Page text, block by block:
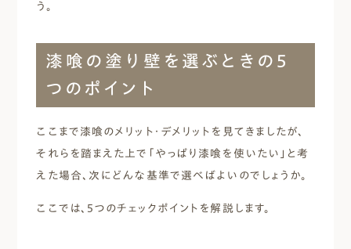
う。
漆喰の塗り壁を選ぶときの5
つのポイント
ここまで漆喰のメリット・デメリットを見てきましたが、
それらを踏まえた上で「やっぱり漆喰を使いたい」と考
えた場合、次にどんな基準で選べばよいのでしょうか。
ここでは、5つのチェックポイントを解説します。